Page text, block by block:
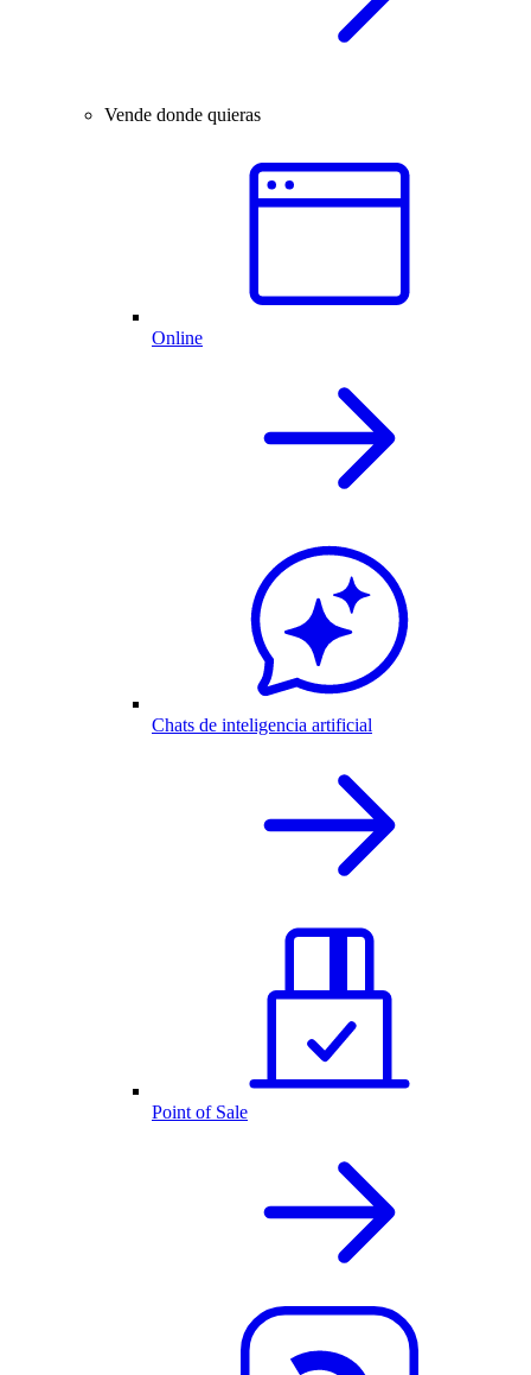
Vende donde quieras
Online
Chats de inteligencia artificial
Point of Sale